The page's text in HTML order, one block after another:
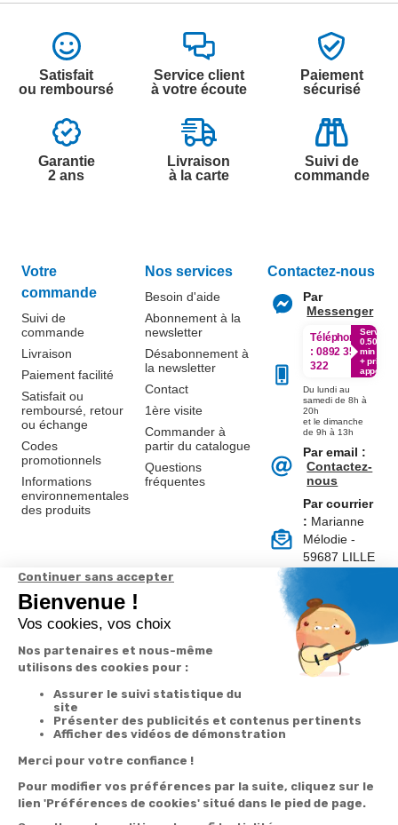
Satisfait
ou remboursé
Service client
à votre écoute
Paiement
sécurisé
Garantie
2 ans
Livraison
à la carte
Suivi de
commande
Votre
commande
Suivi de
commande
Livraison
Paiement facilité
Satisfait ou
remboursé, retour
ou échange
Codes
promotionnels
Informations
environnementales
des produits
Nos services
Besoin d'aide
Abonnement à la
newsletter
Désabonnement à
la newsletter
Contact
1ère visite
Commander à
partir du catalogue
Questions
fréquentes
A propos de
nous
Partenariats
Avis Clients
Contactez-nous
Par
Messenger
Téléphone
: 0892 350
322
Service
0.50€ /
min
+ prix
appel
Du lundi au
samedi de 8h à
20h
et le dimanche
de 9h à 13h
Par email :
Contactez-
nous
Par courrier
: Marianne
Mélodie -
59687 LILLE
Suivez-nous
Données
personnelles et
cookies
Paramétrer
les cookies
vente